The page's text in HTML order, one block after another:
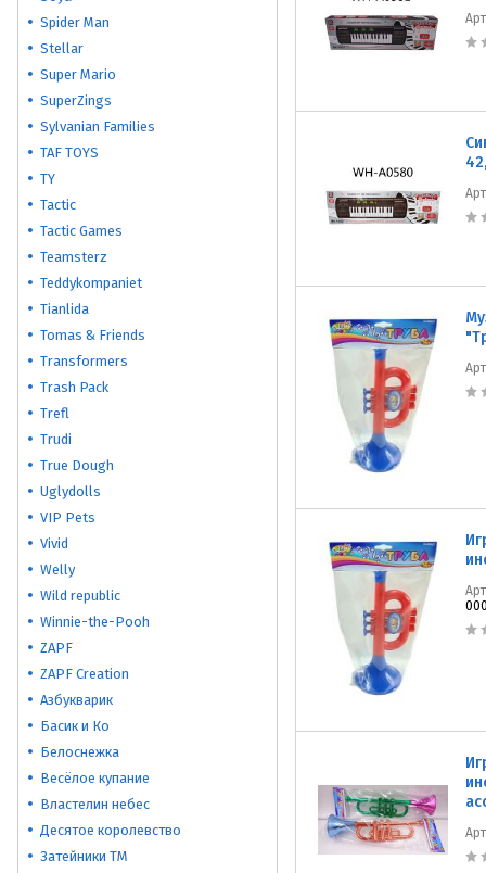
Spider Man
Stellar
Super Mario
SuperZings
Sylvanian Families
TAF TOYS
TY
Tactic
Tactic Games
Teamsterz
Teddykompaniet
Tianlida
Tomas & Friends
Transformers
Trash Pack
Trefl
Trudi
True Dough
Uglydolls
VIP Pets
Vivid
Welly
Wild republic
Winnie-the-Pooh
ZAPF
ZAPF Creation
Азбукварик
Басик и Ко
Белоснежка
Весёлое купание
Властелин небес
Десятое королевство
Затейники ТМ